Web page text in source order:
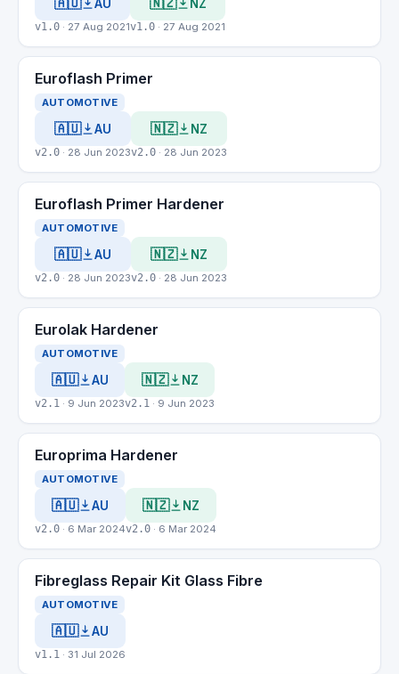
AU
v1.0 · 27 Aug 2021
NZ
v1.0 · 27 Aug 2021
Euroflash Primer
AUTOMOTIVE
🇦🇺 AU
v2.0 · 28 Jun 2023
🇳🇿 NZ
v2.0 · 28 Jun 2023
Euroflash Primer Hardener
AUTOMOTIVE
🇦🇺 AU
v2.0 · 28 Jun 2023
🇳🇿 NZ
v2.0 · 28 Jun 2023
Eurolak Hardener
AUTOMOTIVE
🇦🇺 AU
v2.1 · 9 Jun 2023
🇳🇿 NZ
v2.1 · 9 Jun 2023
Europrima Hardener
AUTOMOTIVE
🇦🇺 AU
v2.0 · 6 Mar 2024
🇳🇿 NZ
v2.0 · 6 Mar 2024
Fibreglass Repair Kit Glass Fibre
AUTOMOTIVE
🇦🇺 AU
v1.1 · 31 Jul 2026